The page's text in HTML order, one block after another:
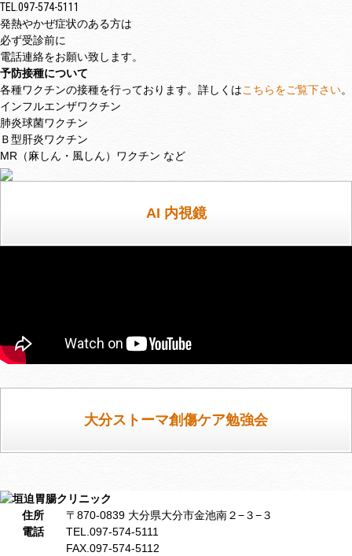
TEL.097-574-5111
発熱やかぜ症状のある方は
必ず受診前に
電話連絡をお願い致します。
予防接種について
各種ワクチンの接種を行っております。詳しくはこちらをご覧下さい。
インフルエンザワクチン
肺炎球菌ワクチン
Ｂ型肝炎ワクチン
MR（麻しん・風しん）ワクチン など
AI 内視鏡
大分ストーマ創傷ケア勉強会
住所
〒870-0839 大分県大分市金池南２−３−３
電話
TEL.097-574-5111
FAX.097-574-5112